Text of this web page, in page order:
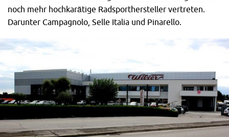
noch mehr hochkarätige Radsporthersteller vertreten.
Darunter Campagnolo, Selle Italia und Pinarello.